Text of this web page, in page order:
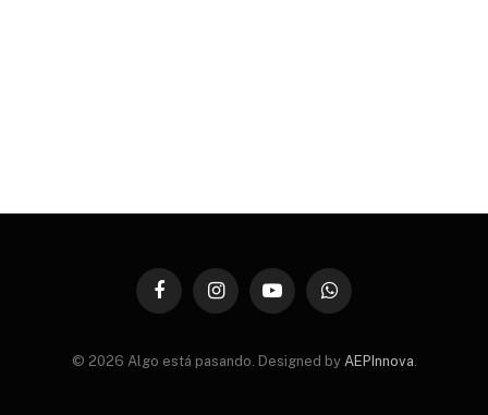
FacebookInstagramYouTubeWhatsApp
© 2026 Algo está pasando. Designed by AEPInnova